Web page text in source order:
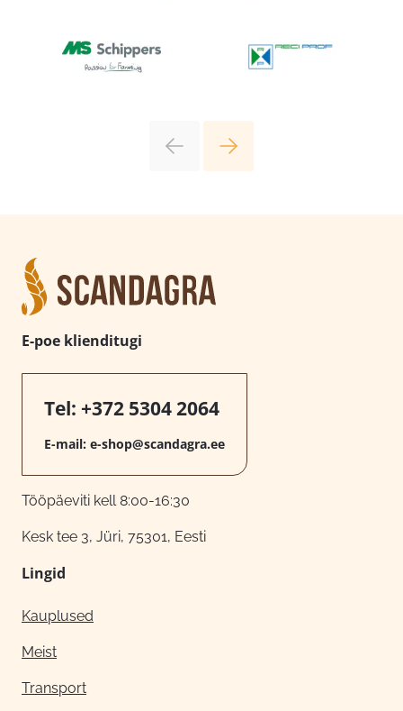
E-poe klienditugi
Tel: +372 5304 2064
E-mail: e-shop@scandagra.ee
Tööpäeviti kell 8:00-16:30
Kesk tee 3, Jüri, 75301, Eesti
Lingid
Kauplused
Meist
Transport